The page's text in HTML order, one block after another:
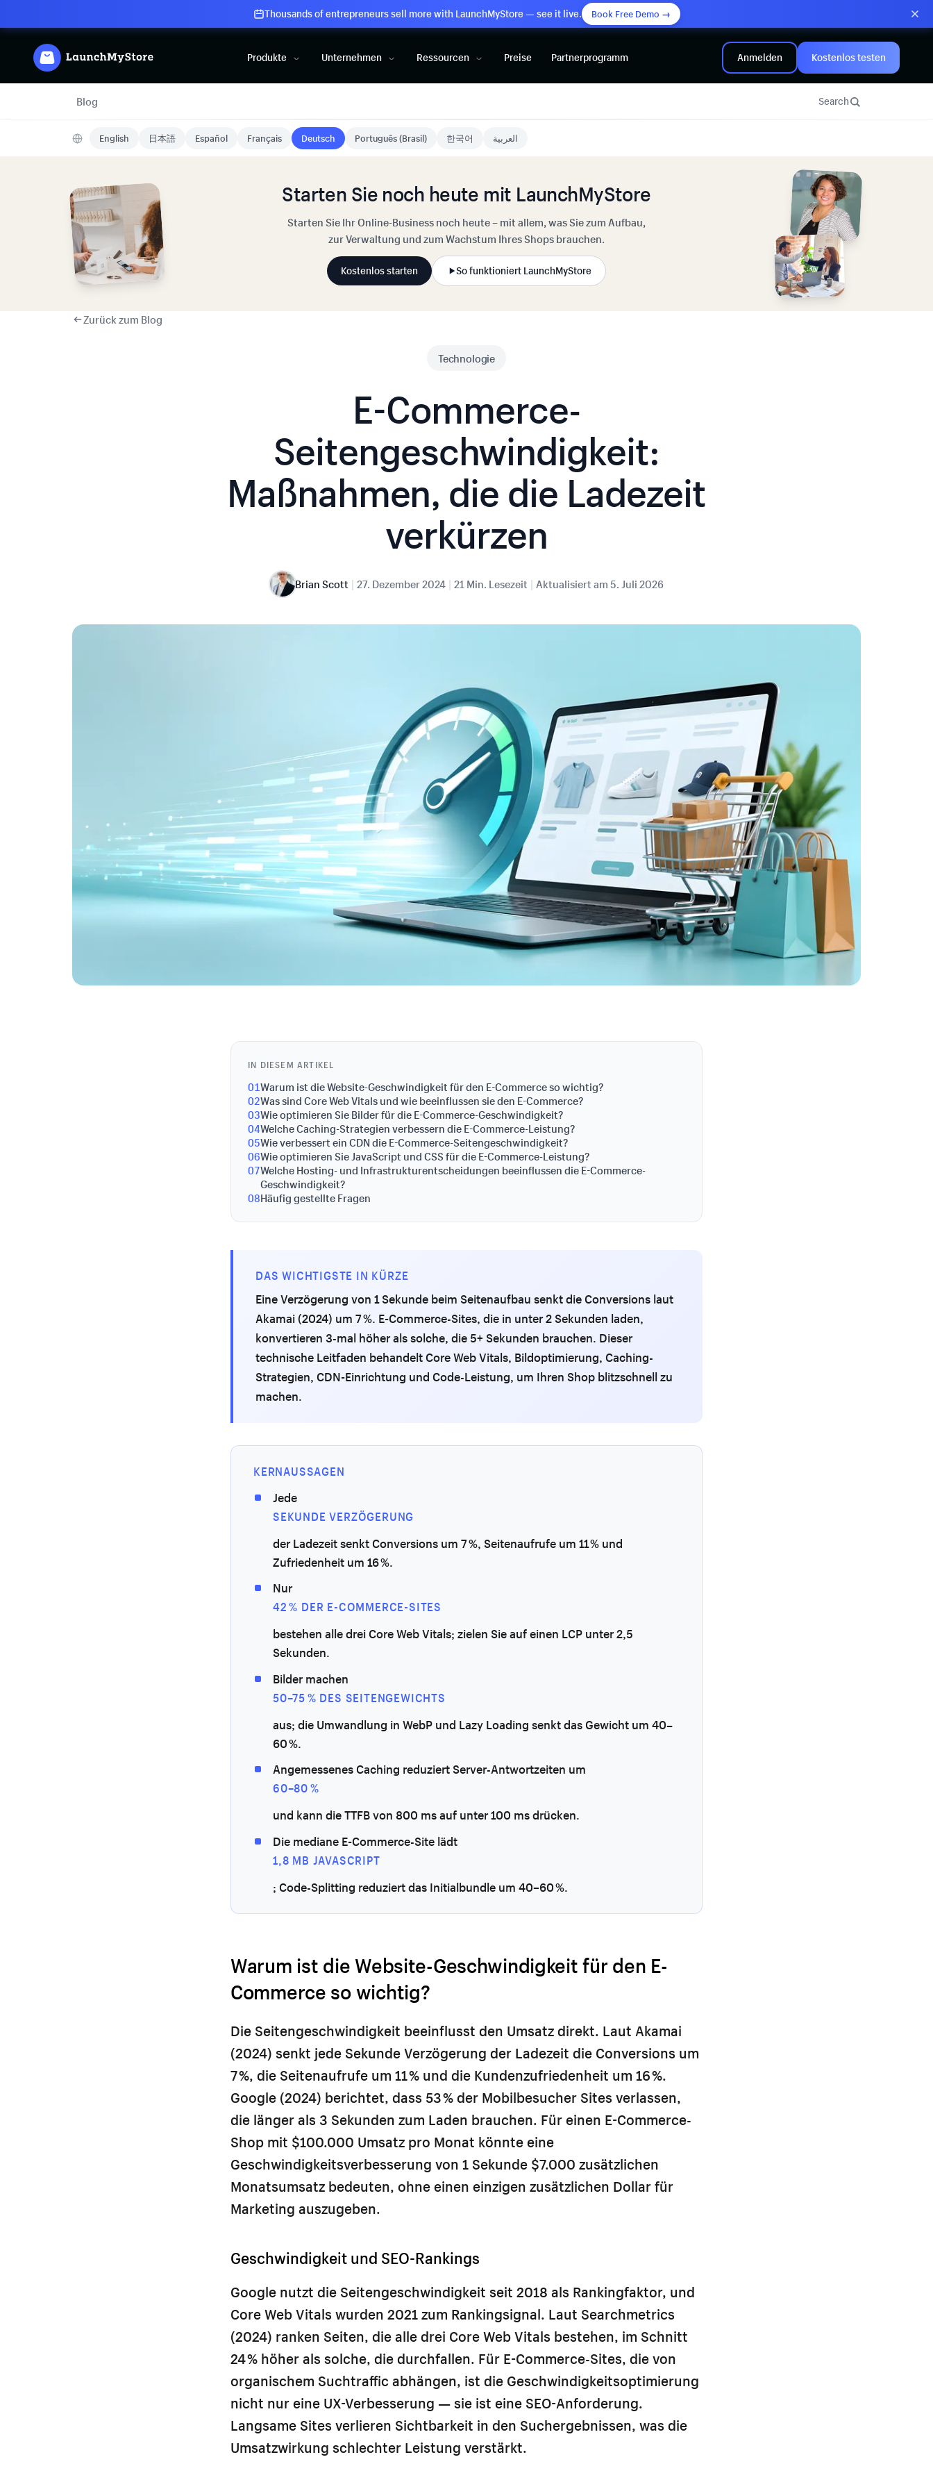
Thousands of entrepreneurs sell more with LaunchMyStore — see it live. Book Free Demo →
Produkte Unternehmen Ressourcen Preise Partnerprogramm Anmelden Kostenlos testen
Blog Search
English 日本語 Español Français Deutsch Português (Brasil) 한국어 العربية
Starten Sie noch heute mit LaunchMyStore
Starten Sie Ihr Online-Business noch heute – mit allem, was Sie zum Aufbau,
zur Verwaltung und zum Wachstum Ihres Shops brauchen.
Kostenlos starten So funktioniert LaunchMyStore
Zurück zum Blog
Technologie
E-Commerce-
Seitengeschwindigkeit:
Maßnahmen, die die Ladezeit
verkürzen
Brian Scott | 27. Dezember 2024 | 21 Min. Lesezeit | Aktualisiert am 5. Juli 2026
IN DIESEM ARTIKEL
01Warum ist die Website-Geschwindigkeit für den E-Commerce so wichtig?
02Was sind Core Web Vitals und wie beeinflussen sie den E-Commerce?
03Wie optimieren Sie Bilder für die E-Commerce-Geschwindigkeit?
04Welche Caching-Strategien verbessern die E-Commerce-Leistung?
05Wie verbessert ein CDN die E-Commerce-Seitengeschwindigkeit?
06Wie optimieren Sie JavaScript und CSS für die E-Commerce-Leistung?
07Welche Hosting- und Infrastrukturentscheidungen beeinflussen die E-Commerce-
Geschwindigkeit?
08Häufig gestellte Fragen
DAS WICHTIGSTE IN KÜRZE
Eine Verzögerung von 1 Sekunde beim Seitenaufbau senkt die Conversions laut
Akamai (2024) um 7 %. E-Commerce-Sites, die in unter 2 Sekunden laden,
konvertieren 3-mal höher als solche, die 5+ Sekunden brauchen. Dieser
technische Leitfaden behandelt Core Web Vitals, Bildoptimierung, Caching-
Strategien, CDN-Einrichtung und Code-Leistung, um Ihren Shop blitzschnell zu
machen.
KERNAUSSAGEN
Jede
SEKUNDE VERZÖGERUNG
der Ladezeit senkt Conversions um 7 %, Seitenaufrufe um 11 % und
Zufriedenheit um 16 %.
Nur
42 % DER E-COMMERCE-SITES
bestehen alle drei Core Web Vitals; zielen Sie auf einen LCP unter 2,5
Sekunden.
Bilder machen
50–75 % DES SEITENGEWICHTS
aus; die Umwandlung in WebP und Lazy Loading senkt das Gewicht um 40–
60 %.
Angemessenes Caching reduziert Server-Antwortzeiten um
60–80 %
und kann die TTFB von 800 ms auf unter 100 ms drücken.
Die mediane E-Commerce-Site lädt
1,8 MB JAVASCRIPT
; Code-Splitting reduziert das Initialbundle um 40–60 %.
Warum ist die Website-Geschwindigkeit für den E-
Commerce so wichtig?
Die Seitengeschwindigkeit beeinflusst den Umsatz direkt. Laut Akamai
(2024) senkt jede Sekunde Verzögerung der Ladezeit die Conversions um
7 %, die Seitenaufrufe um 11 % und die Kundenzufriedenheit um 16 %.
Google (2024) berichtet, dass 53 % der Mobilbesucher Sites verlassen,
die länger als 3 Sekunden zum Laden brauchen. Für einen E-Commerce-
Shop mit $100.000 Umsatz pro Monat könnte eine
Geschwindigkeitsverbesserung von 1 Sekunde $7.000 zusätzlichen
Monatsumsatz bedeuten, ohne einen einzigen zusätzlichen Dollar für
Marketing auszugeben.
Geschwindigkeit und SEO-Rankings
Google nutzt die Seitengeschwindigkeit seit 2018 als Rankingfaktor, und
Core Web Vitals wurden 2021 zum Rankingsignal. Laut Searchmetrics
(2024) ranken Seiten, die alle drei Core Web Vitals bestehen, im Schnitt
24 % höher als solche, die durchfallen. Für E-Commerce-Sites, die von
organischem Suchtraffic abhängen, ist die Geschwindigkeitsoptimierung
nicht nur eine UX-Verbesserung — sie ist eine SEO-Anforderung.
Langsame Sites verlieren Sichtbarkeit in den Suchergebnissen, was die
Umsatzwirkung schlechter Leistung verstärkt.